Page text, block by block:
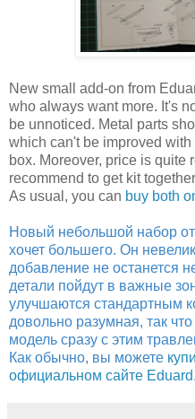
New small add-on from
who always want more. It's
be unnoticed. Metal parts
which can't be improved
box. Moreover, price is quite
recommend to get kit
As usual, you can buy both
Новый небольшой набор от
хочет большего. Он
добавление не останется
детали пойдут в важные
улучшаются стандартным
довольно разумная, так
модель сразу с этим
Как обычно, вы можете
официальном сайте Eduard.